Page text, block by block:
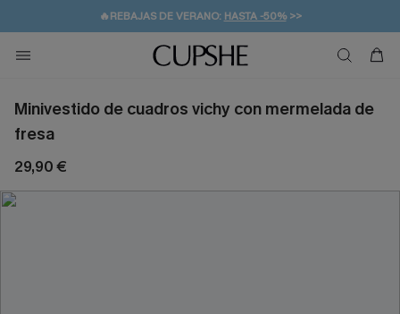
👒PROMOCIÓN DE VERANO:-10% EN 2 VESTIDOS
💌¡SUSCRIBIRSE & GANAR -10% EXTRA!
🚚ENVÍO GRATUITO A PARTIR DE 49 € >>
Minivestido de cuadros vichy con mermelada de
fresa
29,90 €